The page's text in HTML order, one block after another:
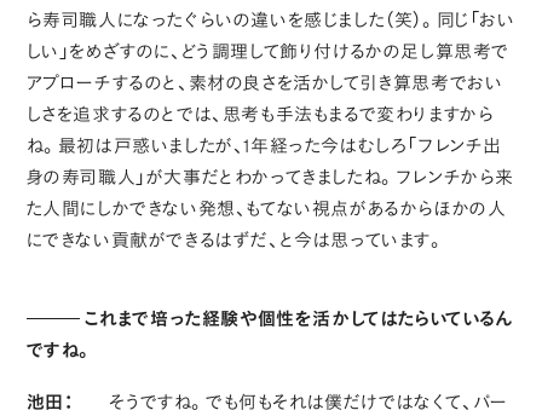
ら寿司職人になったぐらいの違いを感じました（笑）。同じ「おい
しい」をめざすのに、どう調理して飾り付けるかの足し算思考で
アプローチするのと、素材の良さを活かして引き算思考でおい
しさを追求するのとでは、思考も手法もまるで変わりますから
ね。最初は戸惑いましたが、1年経った今はむしろ「フレンチ出
身の寿司職人」が大事だとわかってきましたね。フレンチから来
た人間にしかできない発想、もてない視点があるからほかの人
にできない貢献ができるはずだ、と今は思っています。
これまで培った経験や個性を活かしてはたらいているん
ですね。
池田：
そうですね。でも何もそれは僕だけではなくて、パー